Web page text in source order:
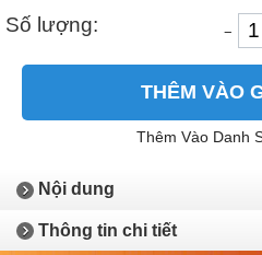
Số lượng:
−
THÊM VÀO
Thêm Vào Danh
Nội dung
Thông tin chi tiết